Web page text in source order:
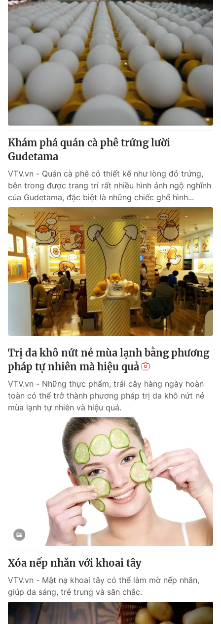
Khám phá quán cà phê trứng lười
Gudetama
VTV.vn - Quán cà phê có thiết kế như lòng đỏ trứng,
bên trong được trang trí rất nhiều hình ảnh ngộ nghĩnh
của Gudetama, đặc biệt là những chiếc ghế hình...
Trị da khô nứt nẻ mùa lạnh bằng phương
pháp tự nhiên mà hiệu quả
VTV.vn - Những thực phẩm, trái cây hàng ngày hoàn
toàn có thể trở thành phương pháp trị da khô nứt nẻ
mùa lạnh tự nhiên và hiệu quả.
Xóa nếp nhăn với khoai tây
VTV.vn - Mặt nạ khoai tây có thể làm mờ nếp nhăn,
giúp da sáng, trẻ trung và săn chắc.